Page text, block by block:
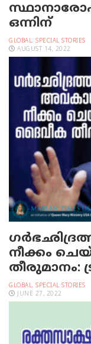
ഒന്നിന്
GLOBAL, SPECIAL STORIES
AUGUST 14, 2022
നീക്കം
തീരുമാനം:
GLOBAL, SPECIAL STORIES
JUNE 27, 2022